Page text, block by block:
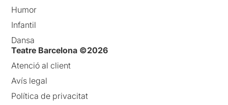
Humor
Infantil
Dansa
Teatre Barcelona ©2026
Atenció al client
Avís legal
Política de privacitat